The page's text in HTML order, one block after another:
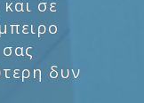
σε
δυν